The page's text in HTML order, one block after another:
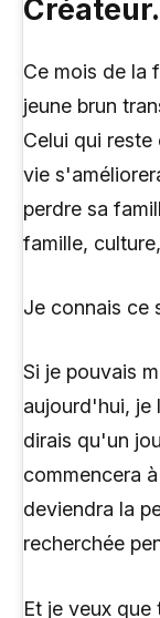
Ce mois de la
jeune brun
Celui qui reste
vie
perdre sa
famille,
Je connais ce
Si je pouvais
aujourd'hui, je
dirais qu'un
commencera
deviendra la
recherchée
Et je veux que